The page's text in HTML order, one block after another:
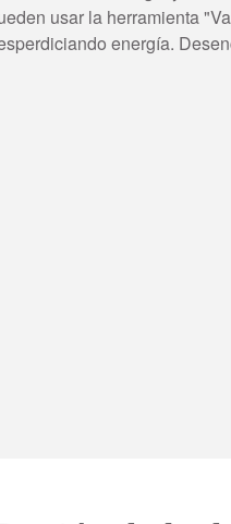
usar la herramienta
energía.